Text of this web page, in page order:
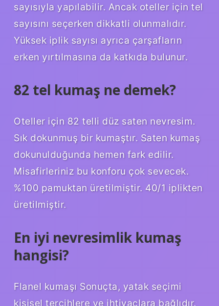
sayısıyla yapılabilir. Ancak oteller için tel
sayısını seçerken dikkatli olunmalıdır.
Yüksek iplik sayısı ayrıca çarşafların
erken yırtılmasına da katkıda bulunur.
82 tel kumaş ne demek?
Oteller için 82 telli düz saten nevresim.
Sık dokunmuş bir kumaştır. Saten kumaş
dokunulduğunda hemen fark edilir.
Misafirleriniz bu konforu çok sevecek.
%100 pamuktan üretilmiştir. 40/1 iplikten
üretilmiştir.
En iyi nevresimlik kumaş
hangisi?
Flanel kumaşı Sonuçta, yatak seçimi
kişisel tercihlere ve ihtiyaçlara bağlıdır.